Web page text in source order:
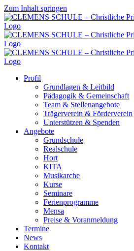
Zum Inhalt springen
Profil
Grundlagen & Leitbild
Pädagogik & Gemeinschaft
Team & Stellenangebote
Trägerverein & Förderverein
Unterstützen & Spenden
Angebote
Grundschule
Realschule
Hort
KITA
Musikarche
Kurse
Seminare
Ferienprogramme
Mensa
Preise & Voranmeldung
Termine
News
Kontakt